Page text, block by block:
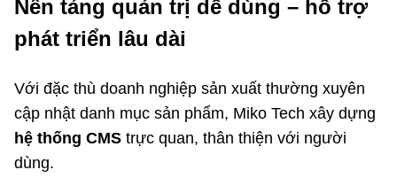
Nền tảng quản trị dễ dùng – hỗ trợ
phát triển lâu dài
Với đặc thù doanh nghiệp sản xuất thường xuyên
cập nhật danh mục sản phẩm, Miko Tech xây dựng
hệ thống CMS trực quan, thân thiện với người
dùng.